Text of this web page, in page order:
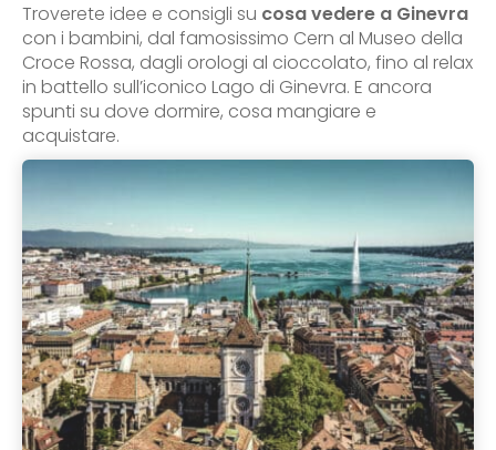
Troverete idee e consigli su cosa vedere a Ginevra
con i bambini, dal famosissimo Cern al Museo della
Croce Rossa, dagli orologi al cioccolato, fino al relax
in battello sull’iconico Lago di Ginevra. E ancora
spunti su dove dormire, cosa mangiare e
acquistare.